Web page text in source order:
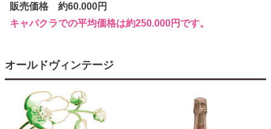
販売価格 約60.000円
キャバクラでの平均価格は約250.000円です。
オールドヴィンテージ